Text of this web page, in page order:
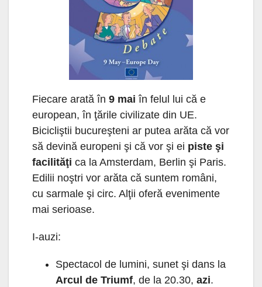
Fiecare arată în 9 mai în felul lui că e
european, în ţările civilizate din UE.
Bicicliştii bucureşteni ar putea arăta că vor
să devină europeni şi că vor şi ei piste şi
facilităţi ca la Amsterdam, Berlin şi Paris.
Edilii noştri vor arăta că suntem români,
cu sarmale şi circ. Alţii oferă evenimente
mai serioase.
I-auzi:
Spectacol de lumini, sunet şi dans la
Arcul de Triumf, de la 20.30, azi.